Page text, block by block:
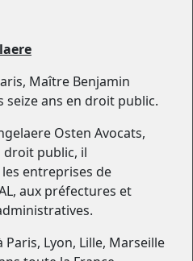
Maître Benjamin
seize ans en droit public.
Osten Avocats,
droit public, il
entreprises de
aux préfectures et
Lyon, Lille, Marseille